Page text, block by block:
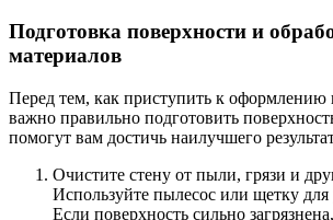
Подготовка поверхности и
материалов
Перед тем, как приступить к оформлению
важно правильно подготовить
помогут вам достичь наилучшего
Очистите стену от пыли, грязи и
Используйте пылесос или щетку
Если поверхность сильно